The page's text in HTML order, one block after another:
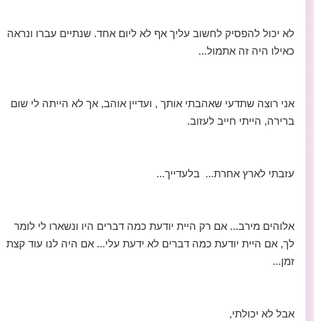
לא יכול להפסיק לחשוב עליך אף לא ליום אחד. שנתיים עברו ונראה
כאילו היה זה אתמול...
אני רוצה שתדעי שאהבתי אותך , ועדיין אוהב, אך לא הייתה לי שום
ברירה, הייתי חייב לעזוב.
עזבתי לארץ אחרת... בלעדייך...
אלוהים מירב... אם רק היית יודעת כמה דברים היו ונשארו לי לומר
לך, אם היית יודעת כמה דברים לא ידעת עלי... אם היה לנו עוד קצת
זמן...
אבל לא יכולתי,